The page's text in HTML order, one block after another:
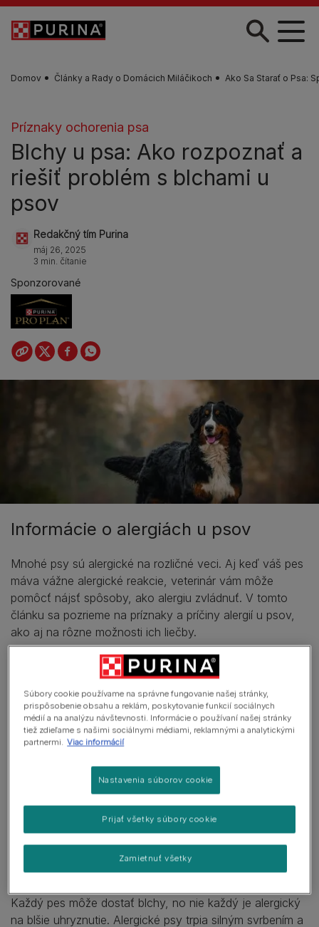
Skočiť na hlavný obsah
Domov Články a Rady o Domácich Miláčikoch Ako Sa Starať o Psa:
Príznaky ochorenia psa
Blchy u psa: Ako rozpoznať a
riešiť problém s blchami u
psov
Redakčný tím Purina
máj 26, 2025
3 min. čítanie
Sponzorované
Informácie o alergiách u psov
Mnohé psy sú alergické na rozličné veci. Aj keď váš pes
máva vážne alergické reakcie, veterinár vám môže
pomôcť nájsť spôsoby, ako alergiu zvládnuť. V tomto
článku sa pozrieme na príznaky a príčiny alergií u psov,
ako aj na rôzne možnosti ich liečby.
V tomto článku
Alergia na blšie uhryznutie
Kontaktná alergia
Inhalačná alergia
Potravinová alergia
Alergia na blšie uhryznutie
Každý pes môže dostať blchy, no nie každý je alergický
na blšie uhryznutie. Alergické psy trpia silným svrbením a
Súbory cookie používame na správne fungovanie našej stránky,
prispôsobenie obsahu a reklám, poskytovanie funkcií sociálnych
médií a na analýzu návštevnosti. Informácie o používaní našej stránky
tiež zdieľame s našimi sociálnymi médiami, reklamnými a analytickými
partnermi. Viac informácií
Nastavenia súborov cookie
Zamietnuť všetky
Prijať všetky súbory cookie